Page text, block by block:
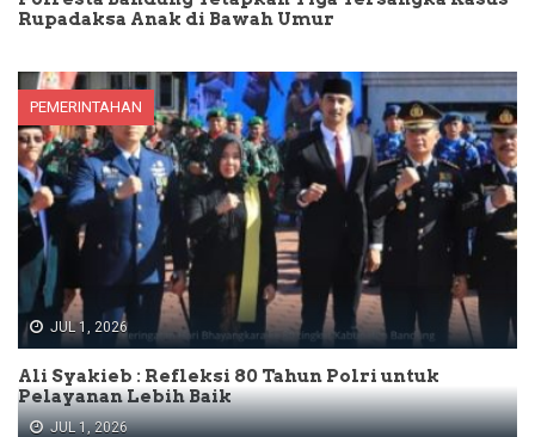
Rupadaksa Anak di Bawah Umur
PEMERINTAHAN
JUL 1, 2026
Ali Syakieb : Refleksi 80 Tahun Polri untuk
Pelayanan Lebih Baik
JUL 1, 2026